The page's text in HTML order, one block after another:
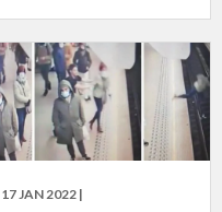
17 JAN 2022 |